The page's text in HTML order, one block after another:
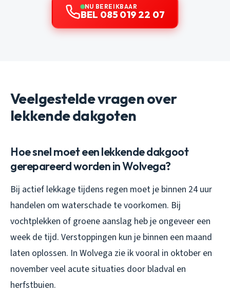
NU BEREIKBAAR
BEL 085 019 22 07
Veelgestelde vragen over
lekkende dakgoten
Hoe snel moet een lekkende dakgoot
gerepareerd worden in Wolvega?
Bij actief lekkage tijdens regen moet je binnen 24 uur
handelen om waterschade te voorkomen. Bij
vochtplekken of groene aanslag heb je ongeveer een
week de tijd. Verstoppingen kun je binnen een maand
laten oplossen. In Wolvega zie ik vooral in oktober en
november veel acute situaties door bladval en
herfstbuien.